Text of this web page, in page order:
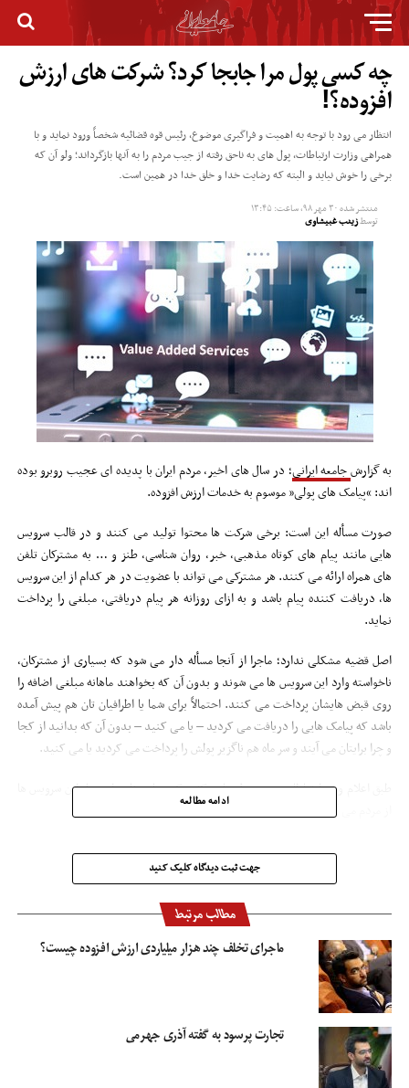
چه کسی پول مرا جابجا کرد؟ شرکت های ارزش
افزوده؟!
انتظار می رود با توجه به اهمیت و فراگیری موضوع، رئیس قوه قضائیه شخصاً ورود نماید و با
همراهی وزارت ارتباطات، پول های به ناحق رفته از جیب مردم را به آنها بازگرداند؛ ولو آن که
برخی را خوش نیاید و البته که رضایت خدا و خلق خدا در همین است.
منتشر شده۳۰ مهر ۹۸, ساعت: ۱۳:۴۵
توسطزینب غبیشاوی
به گزارشجامعه ایرانی؛ در سال های اخیر، مردم ایران با پدیده ای عجیب روبرو بوده
اند: “پیامک های پولی” موسوم به خدمات ارزش افزوده.
صورت مسأله این است: برخی شرکت ها محتوا تولید می کنند و در قالب سرویس
هایی مانند پیام های کوتاه مذهبی، خبر، روان شناسی، طنز و … به مشترکان تلفن
های همراه ارائه می کنند. هر مشترکی می تواند با عضویت در هر کدام از این سرویس
ها، دریافت کننده پیام باشد و به ازای روزانه هر پیام دریافتی، مبلغی را پرداخت
نماید.
اصل قضیه مشکلی ندارد؛ ماجرا از آنجا مسأله دار می شود که بسیاری از مشترکان،
ناخواسته وارد این سرویس ها می شوند و بدون آن که بخواهند ماهانه مبلغی اضافه را
روی قبض هایشان پرداخت می کنند. احتمالاً برای شما یا اطرافیان تان هم پیش آمده
باشد که پیامک هایی را دریافت می کردید – یا می کنید – بدون آن که بدانید از کجا
و چرا برایتان می آیند و سر ماه هم ناگزیر پولش را پرداخت می کردید یا می کنید.
طبق اعلام وزیر ارتباطات، جمع پول هایی که شرکت های خاص از محل این سرویس ها
از مردم می گیرند سالانه سر به ۲۶۰۰ میلیارد تومان می زند!
این که برخی شرکت ها با چه شگردهایی شما را مشترک ناخواسته این سیستم ها می
جهت ثبت دیدگاه کلیک کنید
ادامه مطالعه
مطالب مرتبط
ماجرای تخلف چند هزار میلیاردی ارزش افزوده چیست؟
تجارت پرسود به گفته آذری جهرمی